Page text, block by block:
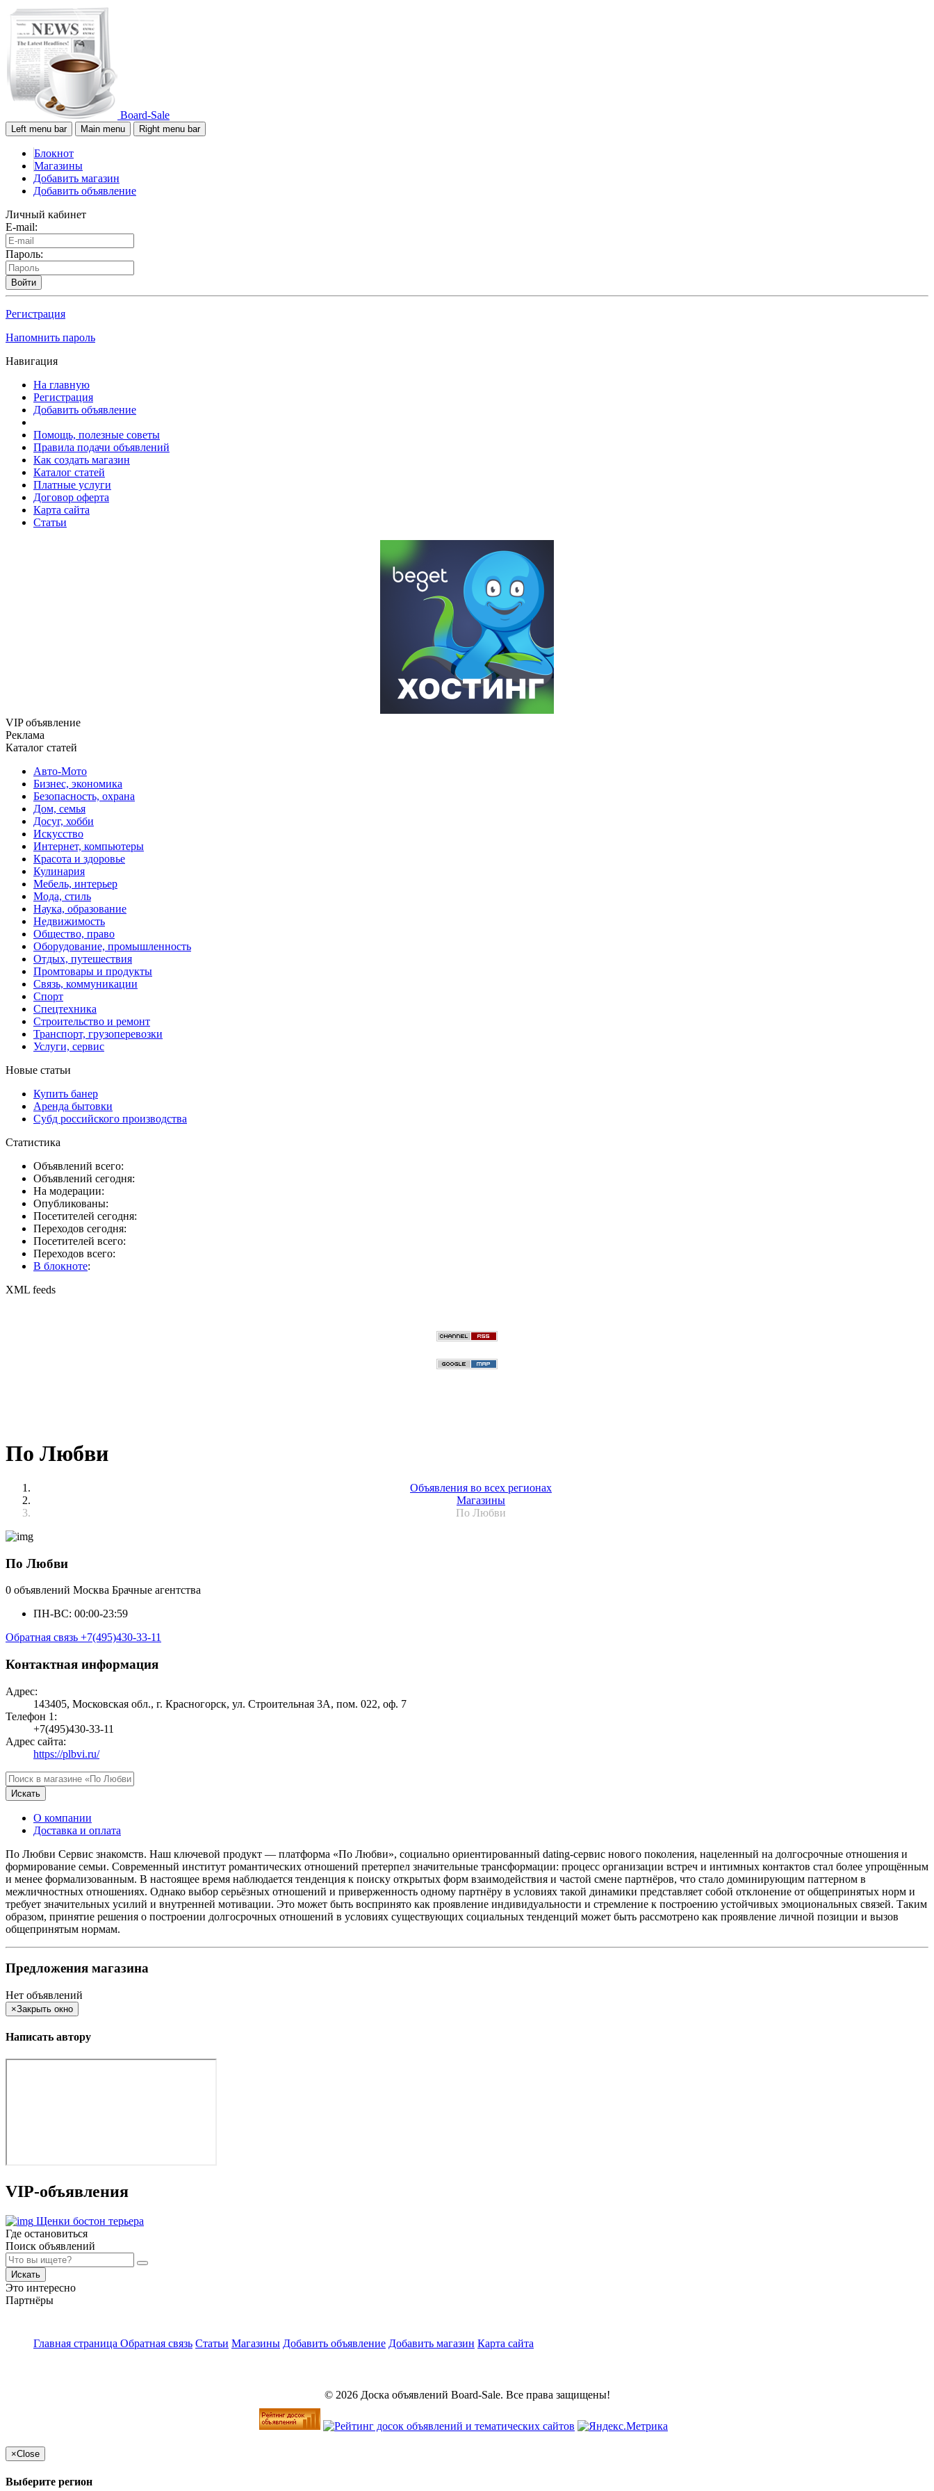
Board-Sale
Left menu bar Main menu Right menu bar
Блокнот
Магазины
Добавить магазин
Добавить объявление
Личный кабинет
E-mail:
Пароль:
Войти
Регистрация
Напомнить пароль
Навигация
На главную
Регистрация
Добавить объявление
Помощь, полезные советы
Правила подачи объявлений
Как создать магазин
Каталог статей
Платные услуги
Договор оферта
Карта сайта
Статьи
VIP объявление
Реклама
Каталог статей
Авто-Мото
Бизнес, экономика
Безопасность, охрана
Дом, семья
Досуг, хобби
Искусство
Интернет, компьютеры
Красота и здоровье
Кулинария
Мебель, интерьер
Мода, стиль
Наука, образование
Недвижимость
Общество, право
Оборудование, промышленность
Отдых, путешествия
Промтовары и продукты
Связь, коммуникации
Спорт
Спецтехника
Строительство и ремонт
Транспорт, грузоперевозки
Услуги, сервис
Новые статьи
Купить банер
Аренда бытовки
Субд российского производства
Статистика
Объявлений всего:
Объявлений сегодня:
На модерации:
Опубликованы:
Посетителей сегодня:
Переходов сегодня:
Посетителей всего:
Переходов всего:
В блокноте:
XML feeds
По Любви
Объявления во всех регионах
Магазины
По Любви
По Любви
0 объявлений Москва Брачные агентства
ПН-ВС: 00:00-23:59
Обратная связь +7(495)430-33-11
Контактная информация
Адрес:
143405, Московская обл., г. Красногорск, ул. Строительная 3А, пом. 022, оф. 7
Телефон 1:
+7(495)430-33-11
Адрес сайта:
https://plbvi.ru/
Искать
О компании
Доставка и оплата
По Любви Сервис знакомств. Наш ключевой продукт — платформа «По Любви», социально ориентированный dating-сервис нового поколения, нацеленный на долгосрочные отношения и
формирование семьи. Современный институт романтических отношений претерпел значительные трансформации: процесс организации встреч и интимных контактов стал более упрощённым
и менее формализованным. В настоящее время наблюдается тенденция к поиску открытых форм взаимодействия и частой смене партнёров, что стало доминирующим паттерном в
межличностных отношениях. Однако выбор серьёзных отношений и приверженность одному партнёру в условиях такой динамики представляет собой отклонение от общепринятых норм и
требует значительных усилий и внутренней мотивации. Это может быть воспринято как проявление индивидуальности и стремление к построению устойчивых эмоциональных связей. Таким
образом, принятие решения о построении долгосрочных отношений в условиях существующих социальных тенденций может быть рассмотрено как проявление личной позиции и вызов
общепринятым нормам.
Предложения магазина
Нет объявлений
×Закрыть окно
Написать автору
VIP-объявления
Щенки бостон терьера
Где остановиться
Поиск объявлений
Искать
Это интересно
Партнёры
Главная страница Обратная связь Статьи Магазины Добавить объявление Добавить магазин Карта сайта
© 2026 Доска объявлений Board-Sale. Все права защищены!
×Close
Выберите регион